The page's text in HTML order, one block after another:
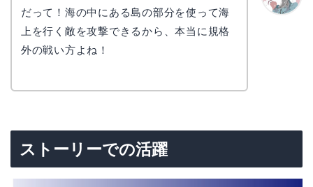
だって！海の中にある島の部分を使って海
上を行く敵を攻撃できるから、本当に規格
外の戦い方よね！
ストーリーでの活躍